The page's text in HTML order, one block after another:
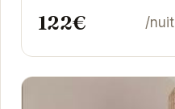
122€ /nuit